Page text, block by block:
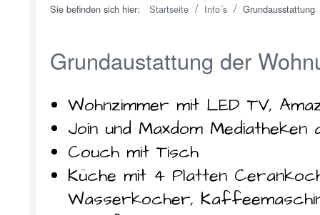
Sie befinden sich hier: Startseite / Info´s / Grundausstattung
Grundaustattung der
Wohnzimmer mit LED TV,
Join und Maxdom
Couch mit Tisch
Küche mit 4 Platten
Wasserkocher,